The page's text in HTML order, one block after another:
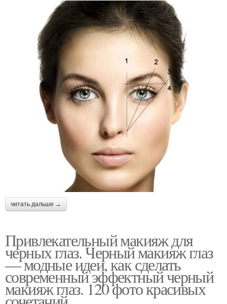
читать дальше →
Привлекательный макияж для
черных глаз. Черный макияж глаз
— модные идеи, как сделать
современный эффектный черный
макияж глаз. 120 фото красивых